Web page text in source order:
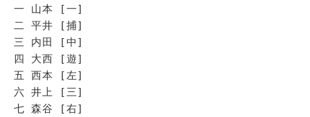
一 山本 [一]
二 平井 [捕]
三 内田 [中]
四 大西 [遊]
五 西本 [左]
六 井上 [三]
七 森谷 [右]